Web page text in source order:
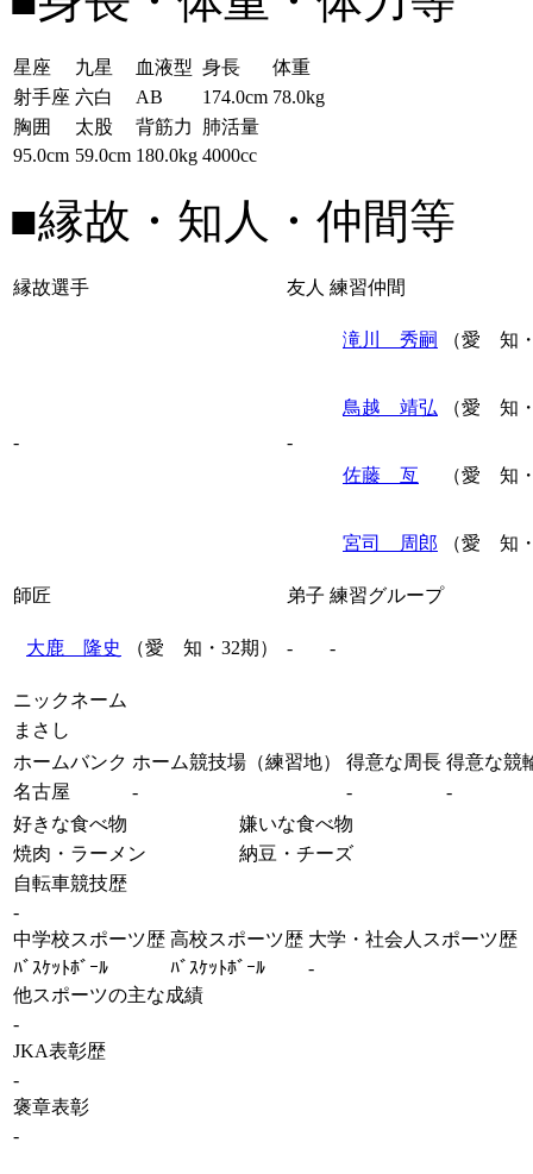
星座 九星 血液型 身長
体重
射手座 六白 AB 174.0cm 78.0kg
胸囲
太股 背筋力
肺活量
95.0cm 59.0cm 180.0kg 4000cc
■縁故・知人・仲間等
縁故選手 友人 練習仲間
- -
滝川 秀嗣 （愛 知
鳥越 靖弘 （愛 知
佐藤 亙 （愛 知
宮司 周郎 （愛 知
師匠 弟子 練習グループ
大鹿 隆史 （愛 知・32期） - -
ニックネーム
まさし
ホームバンク ホーム競技場（練習地） 得意な周長 得意な競
名古屋
- -
-
好きな食べ物
嫌いな食べ物
焼肉・ラーメン
納豆・チーズ
自転車競技歴
-
中学校スポーツ歴 高校スポーツ歴 大学・社会人スポーツ歴
ﾊﾞｽｹｯﾄﾎﾞｰﾙ
ﾊﾞｽｹｯﾄﾎﾞｰﾙ
-
他スポーツの主な成績
-
JKA表彰歴
-
褒章表彰
-